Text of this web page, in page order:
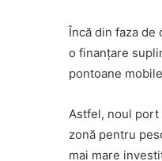
Încă din faza
o finanțare
pontoane
Astfel, noul port
zonă pentru
mai mare